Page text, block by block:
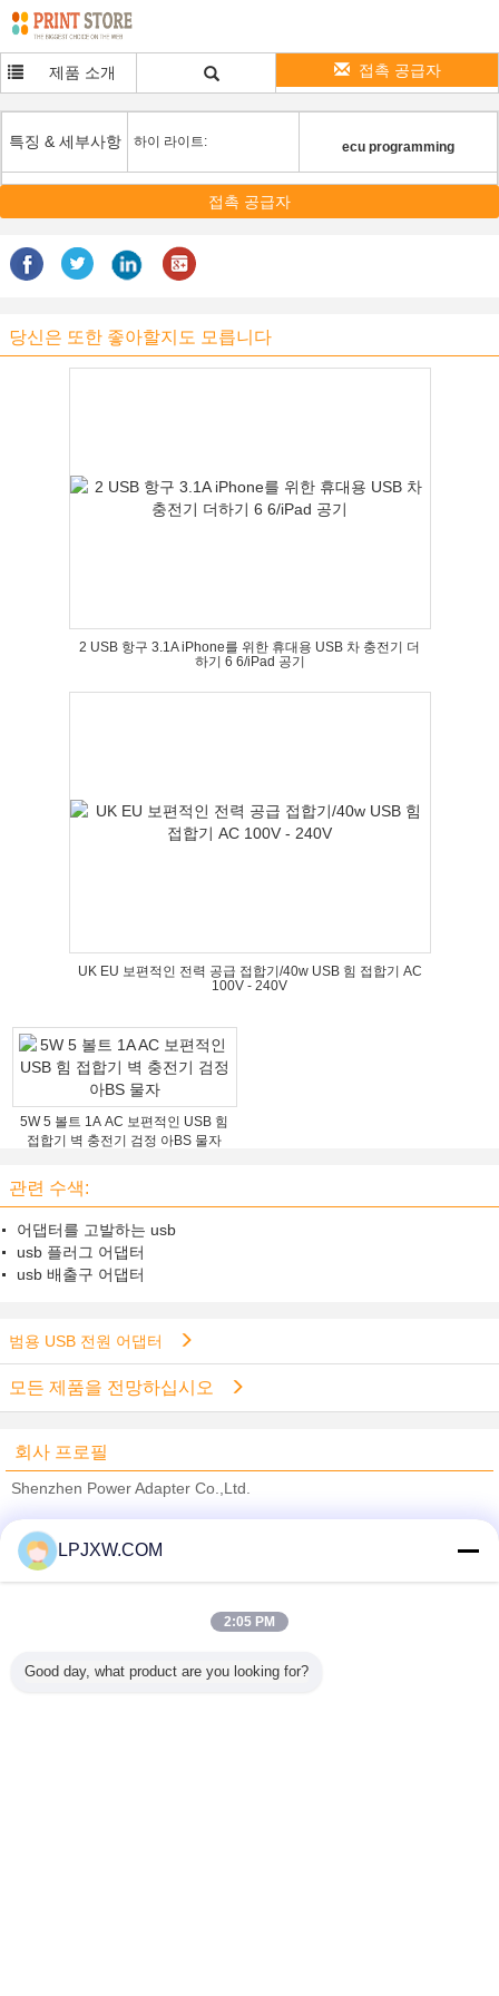
제품 소개 접촉 공급자
특징 & 세부사항 하이 라이트: ecu programming
접촉 공급자
당신은 또한 좋아할지도 모릅니다
2 USB 항구 3.1A iPhone를 위한 휴대용 USB 차 충전기 더
하기 6 6/iPad 공기
UK EU 보편적인 전력 공급 접합기/40w USB 힘 접합기 AC
100V - 240V
5W 5 볼트 1A AC 보편적인 USB 힘
접합기 벽 충전기 검정 아BS 물자
관련 수색:
어댑터를 고발하는 usb
usb 플러그 어댑터
usb 배출구 어댑터
범용 USB 전원 어댑터
모든 제품을 전망하십시오
회사 프로필
Shenzhen Power Adapter Co.,Ltd.
Trust Seal
Verified Suplier
모든 제품
LPJXW.COM
2:05 PM
Good day, what product are you looking for?